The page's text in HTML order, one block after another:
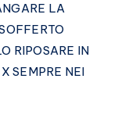
LA
RIPOSARE IN
SEMPRE NEI